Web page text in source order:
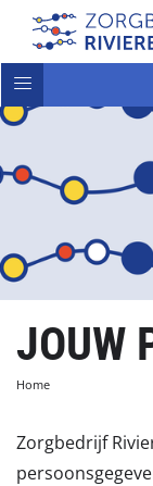
Toggle
navigatie
JOUW
Home
Zorgbedrijf